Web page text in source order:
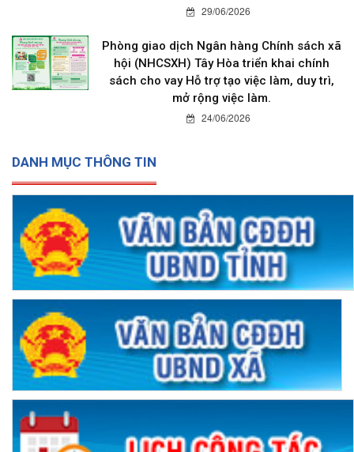
29/06/2026
Phòng giao dịch Ngân hàng Chính sách xã
hội (NHCSXH) Tây Hòa triển khai chính
sách cho vay Hỗ trợ tạo việc làm, duy trì,
mở rộng việc làm.
24/06/2026
DANH MỤC THÔNG TIN